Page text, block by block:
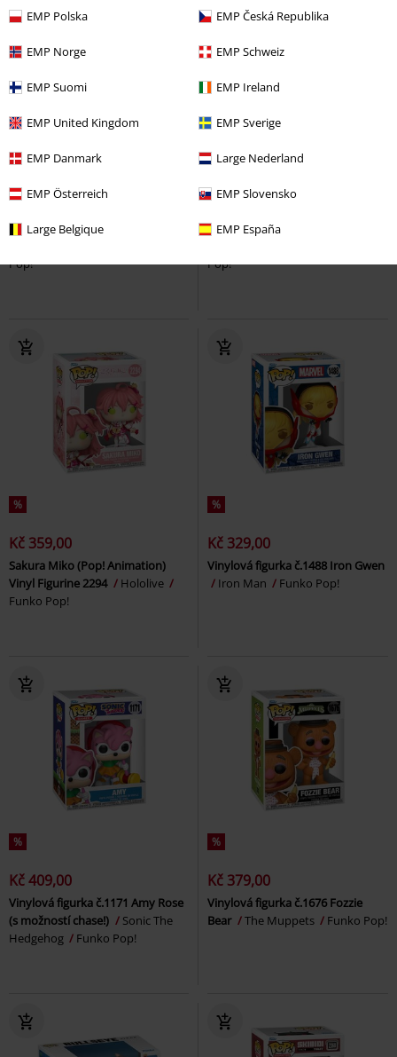
EMP Polska EMP Česká Republika
EMP Norge EMP Schweiz
EMP Suomi EMP Ireland
EMP United Kingdom EMP Sverige
EMP Danmark Large Nederland
EMP Österreich EMP Slovensko
Large Belgique EMP España
%
Kč 409,00
Vinylová figurka č.2247 Aoi
Pop!
%
Kč 379,00
Vinylová figurka č.844 The
Pop!
%
Kč 359,00
Sakura Miko (Pop! Animation)
Vinyl Figurine 2294
Hololive
Funko Pop!
%
Kč 329,00
Vinylová figurka č.1488 Iron Gwen
Iron Man
Funko Pop!
%
Kč 409,00
Vinylová figurka č.1171 Amy Rose
(s možností chase!)
Sonic The
Hedgehog
Funko Pop!
%
Kč 379,00
Vinylová figurka č.1676 Fozzie
Bear
The Muppets Funko Pop!